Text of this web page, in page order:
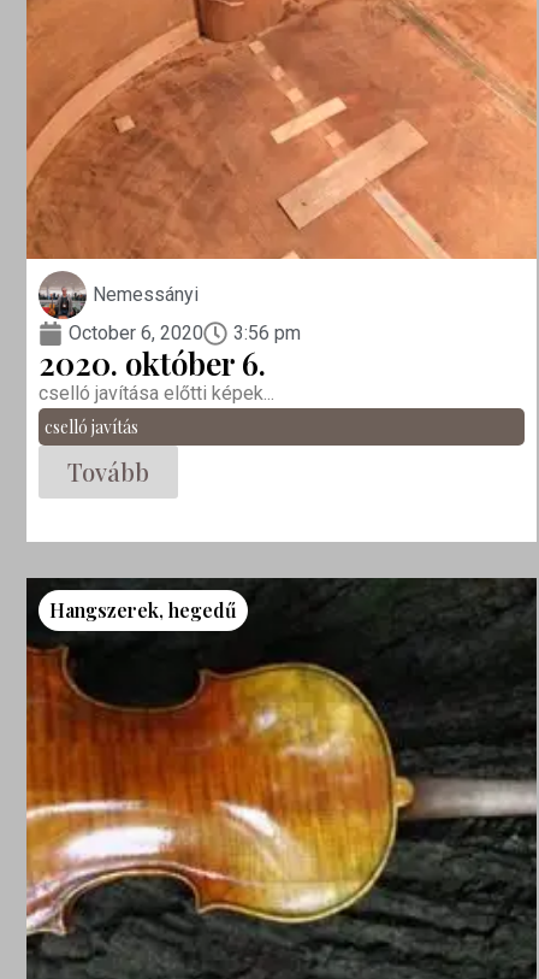
Nemessányi
October 6, 2020
3:56 pm
2020. október 6.
cselló javítása előtti képek...
cselló javítás
Tovább
Hangszerek,hegedű